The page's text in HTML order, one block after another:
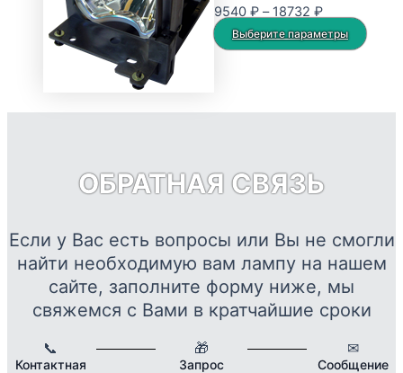
Опции
можно
выбрать
товара.
9540 ₽ – 18732 ₽Диапазон
цен:
9540 ₽
Выберите параметры
Этот
ОБРАТНАЯ СВЯЗЬ
Если у Вас есть вопросы или Вы не смогли
найти необходимую вам лампу на нашем
сайте, заполните форму ниже, мы
свяжемся с Вами в кратчайшие сроки
📞
Контактная
🎁
Запрос
✉
Сообщение